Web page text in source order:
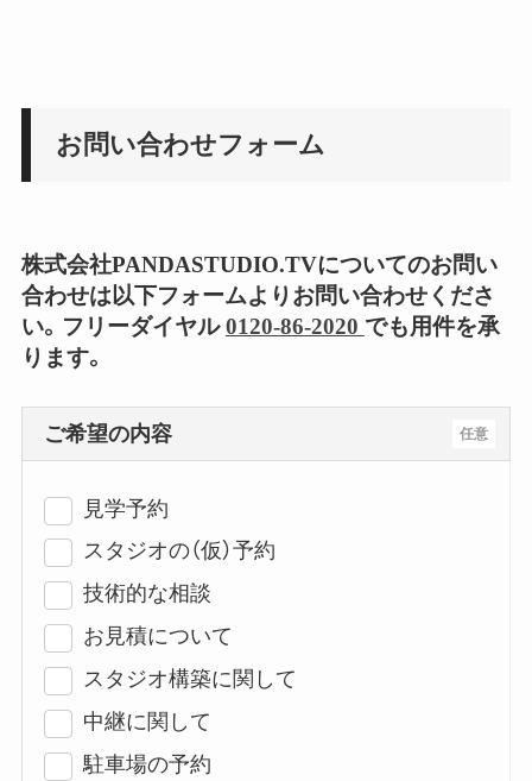
お問い合わせフォーム
株式会社PANDASTUDIO.TVについてのお問い
合わせは以下フォームよりお問い合わせくださ
い。フリーダイヤル0120-86-2020 でも用件を承
ります。
任意
ご希望の内容
見学予約
スタジオの（仮）予約
技術的な相談
お見積について
スタジオ構築に関して
中継に関して
駐車場の予約